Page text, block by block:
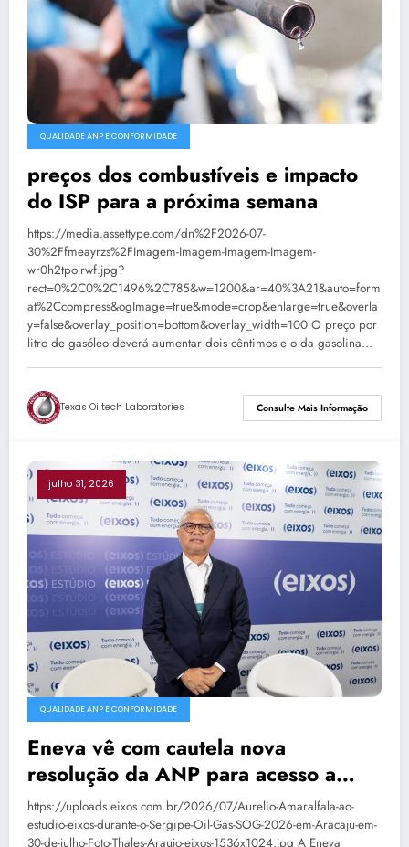
QUALIDADE ANP E CONFORMIDADE
preços dos combustíveis e impacto
do ISP para a próxima semana
https://media.assettype.com/dn%2F2026-07-
30%2Ffmeayrzs%2FImagem-Imagem-Imagem-Imagem-
wr0h2tpolrwf.jpg?
rect=0%2C0%2C1496%2C785&w=1200&ar=40%3A21&auto=form
at%2Ccompress&ogImage=true&mode=crop&enlarge=true&overla
y=false&overlay_position=bottom&overlay_width=100 O preço por
litro de gasóleo deverá aumentar dois cêntimos e o da gasolina…
Texas Oiltech Laboratories Consulte Mais Informação
julho 31, 2026
QUALIDADE ANP E CONFORMIDADE
Eneva vê com cautela nova
resolução da ANP para acesso a
terminais de GNL
https://uploads.eixos.com.br/2026/07/Aurelio-Amaralfala-ao-
estudio-eixos-durante-o-Sergipe-Oil-Gas-SOG-2026-em-Aracaju-em-
30-de-julho-Foto-Thales-Araujo-eixos-1536x1024.jpg A Eneva